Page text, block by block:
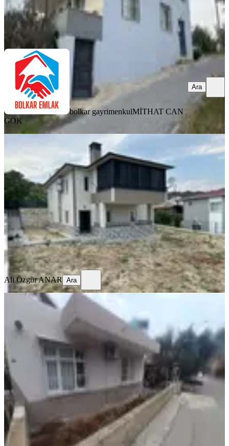
bolkar gayrimenkul MİTHAT CAN GÖK
bolkar gayrimenkulMİTHAT CAN
GÖK
Ara
Sahibinden Kuzucu Köyünde 2 Adet
Bağımsız 2+1 Müstakil Daire
Mezitli, Kuzucu Mahallesi
2+1
15.250.000 ₺
Ali Özgür ANAR
Ara
Ali Özgür ANAR Ara
Soli Center Avm'ye Yakın 510 M²
Arsa İçinde 3+1 Bahçeli Müstakil
Mezitli, Akdeniz Mahallesi
3+1· 08.02.2026
16.500.000 ₺
AND ZİRVE REAL ESTATE AKIN ALKIŞ